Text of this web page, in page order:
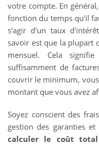
votre compte. En
fonction du temps qu'il
s'agir d'un taux
savoir est que la plupart
mensuel. Cela
suffisamment de
couvrir le minimum,
montant que vous avez
Soyez conscient des
gestion des garanties
calculer le coût